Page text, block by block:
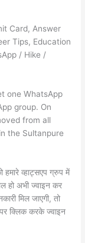
Card, Answer
Tips, Education
/ Hike /
one WhatsApp
group. On
from all
the Sultanpure
व्हाट्सएप ग्रुप में
हो अभी ज्वाइन कर
मिल जाएगी, तो
क्लिक करके ज्वाइन